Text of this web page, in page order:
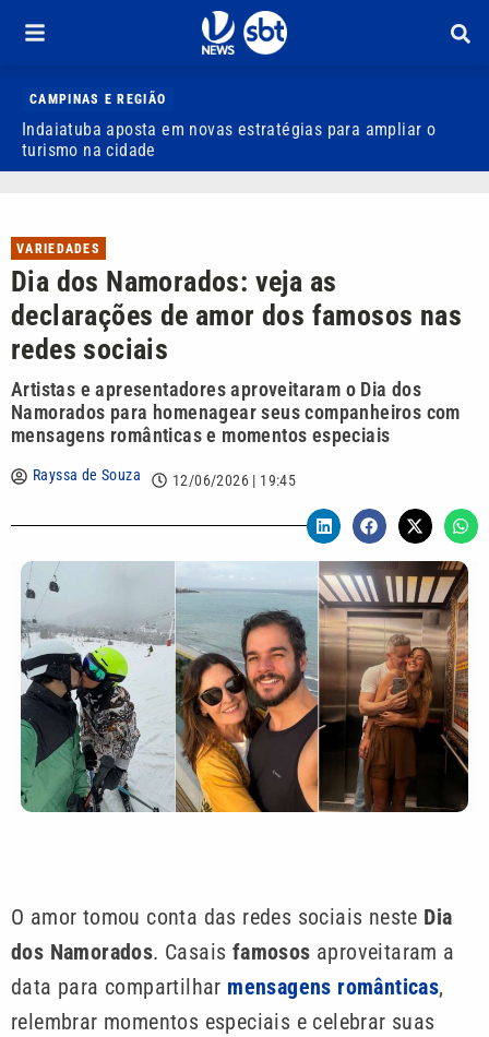
CAMPINAS E REGIÃO
Indaiatuba aposta em novas estratégias para ampliar o
turismo na cidade
VARIEDADES
Dia dos Namorados: veja as
declarações de amor dos famosos nas
redes sociais
Artistas e apresentadores aproveitaram o Dia dos
Namorados para homenagear seus companheiros com
mensagens românticas e momentos especiais
Rayssa de Souza 12/06/2026 | 19:45
O amor tomou conta das redes sociais neste Dia
dos Namorados. Casais famosos aproveitaram a
data para compartilhar mensagens românticas,
relembrar momentos especiais e celebrar suas